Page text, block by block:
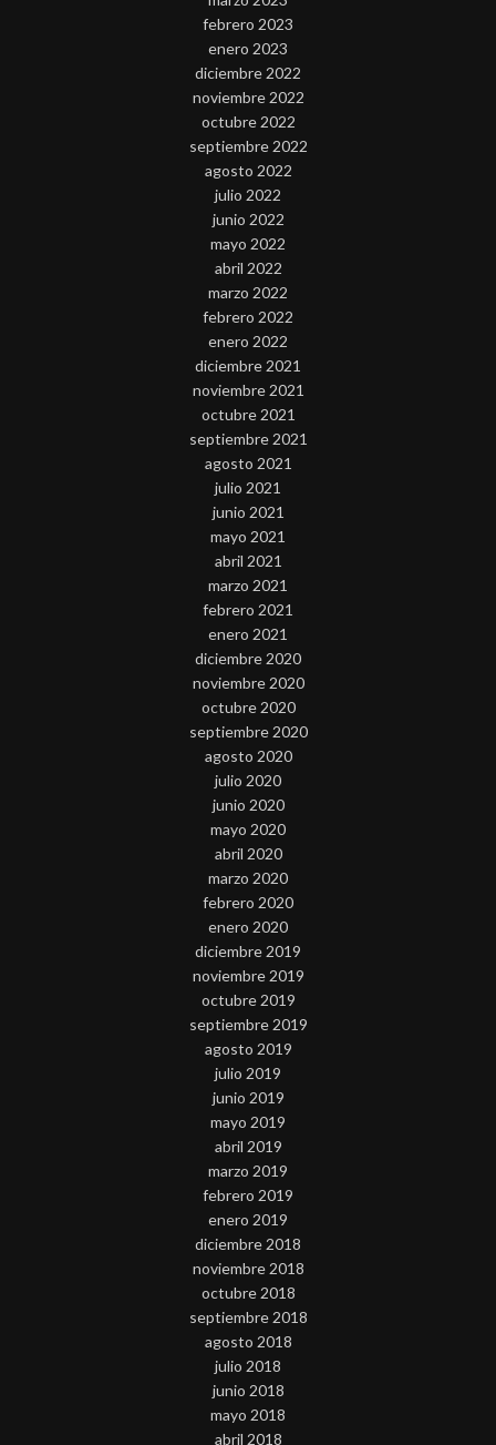
febrero 2023
enero 2023
diciembre 2022
noviembre 2022
octubre 2022
septiembre 2022
agosto 2022
julio 2022
junio 2022
mayo 2022
abril 2022
marzo 2022
febrero 2022
enero 2022
diciembre 2021
noviembre 2021
octubre 2021
septiembre 2021
agosto 2021
julio 2021
junio 2021
mayo 2021
abril 2021
marzo 2021
febrero 2021
enero 2021
diciembre 2020
noviembre 2020
octubre 2020
septiembre 2020
agosto 2020
julio 2020
junio 2020
mayo 2020
abril 2020
marzo 2020
febrero 2020
enero 2020
diciembre 2019
noviembre 2019
octubre 2019
septiembre 2019
agosto 2019
julio 2019
junio 2019
mayo 2019
abril 2019
marzo 2019
febrero 2019
enero 2019
diciembre 2018
noviembre 2018
octubre 2018
septiembre 2018
agosto 2018
julio 2018
junio 2018
mayo 2018
abril 2018